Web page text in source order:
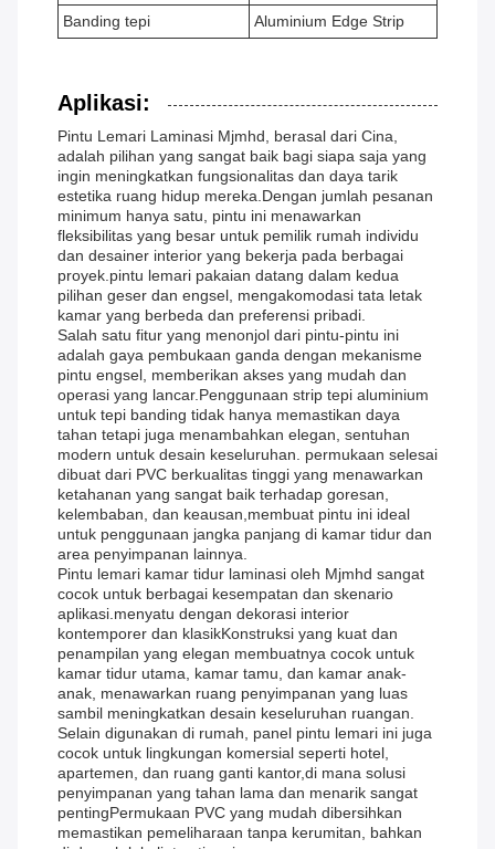
Banding tepi
Aluminium Edge Strip
Aplikasi:
Pintu Lemari Laminasi Mjmhd, berasal dari Cina,
adalah pilihan yang sangat baik bagi siapa saja yang
ingin meningkatkan fungsionalitas dan daya tarik
estetika ruang hidup mereka.Dengan jumlah pesanan
minimum hanya satu, pintu ini menawarkan
fleksibilitas yang besar untuk pemilik rumah individu
dan desainer interior yang bekerja pada berbagai
proyek.pintu lemari pakaian datang dalam kedua
pilihan geser dan engsel, mengakomodasi tata letak
kamar yang berbeda dan preferensi pribadi.
Salah satu fitur yang menonjol dari pintu-pintu ini
adalah gaya pembukaan ganda dengan mekanisme
pintu engsel, memberikan akses yang mudah dan
operasi yang lancar.Penggunaan strip tepi aluminium
untuk tepi banding tidak hanya memastikan daya
tahan tetapi juga menambahkan elegan, sentuhan
modern untuk desain keseluruhan. permukaan selesai
dibuat dari PVC berkualitas tinggi yang menawarkan
ketahanan yang sangat baik terhadap goresan,
kelembaban, dan keausan,membuat pintu ini ideal
untuk penggunaan jangka panjang di kamar tidur dan
area penyimpanan lainnya.
Pintu lemari kamar tidur laminasi oleh Mjmhd sangat
cocok untuk berbagai kesempatan dan skenario
aplikasi.menyatu dengan dekorasi interior
kontemporer dan klasikKonstruksi yang kuat dan
penampilan yang elegan membuatnya cocok untuk
kamar tidur utama, kamar tamu, dan kamar anak-
anak, menawarkan ruang penyimpanan yang luas
sambil meningkatkan desain keseluruhan ruangan.
Selain digunakan di rumah, panel pintu lemari ini juga
cocok untuk lingkungan komersial seperti hotel,
apartemen, dan ruang ganti kantor,di mana solusi
penyimpanan yang tahan lama dan menarik sangat
pentingPermukaan PVC yang mudah dibersihkan
memastikan pemeliharaan tanpa kerumitan, bahkan